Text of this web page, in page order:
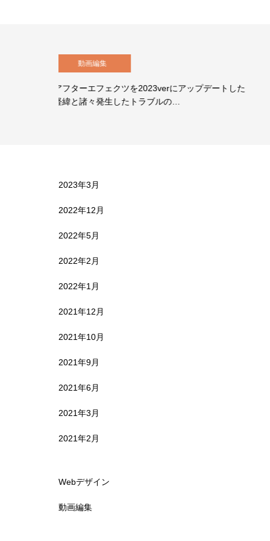
動画編集
【After Effects】シェイプのスケールを変えるとパス
幅も変わってしまう…
2023年3月
2022年12月
2022年5月
2022年2月
2022年1月
2021年12月
2021年10月
2021年9月
2021年6月
2021年3月
2021年2月
Webデザイン
動画編集